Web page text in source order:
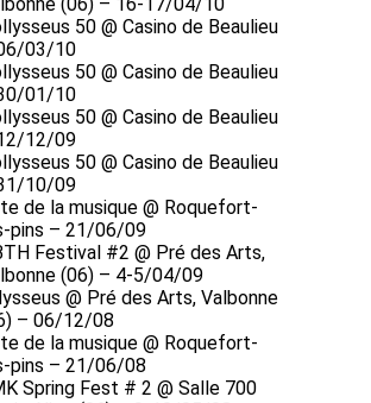
50 @ Casino de Beaulieu
03/10
50 @ Casino de Beaulieu
01/10
50 @ Casino de Beaulieu
12/09
50 @ Casino de Beaulieu
10/09
de la musique @ Roquefort-
pins – 21/06/09
Festival #2 @ Pré des Arts,
(06) – 4-5/04/09
@ Pré des Arts, Valbonne
– 06/12/08
de la musique @ Roquefort-
pins – 21/06/08
Spring Fest # 2 @ Salle 700